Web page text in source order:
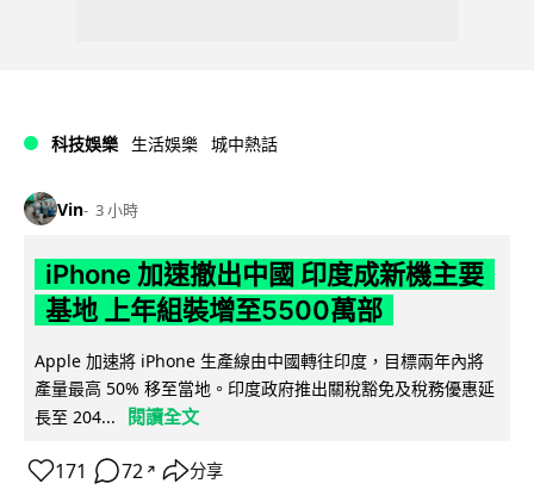
科技娛樂 生活娛樂 城中熱話
Vin 3 小時
iPhone 加速撤出中國 印度成新機主要
基地 上年組裝增至5500萬部
Apple 加速將 iPhone 生產線由中國轉往印度，目標兩年內將
產量最高 50% 移至當地。印度政府推出關稅豁免及稅務優惠延
長至 204...
閱讀全文
171 72 ↗ 分享